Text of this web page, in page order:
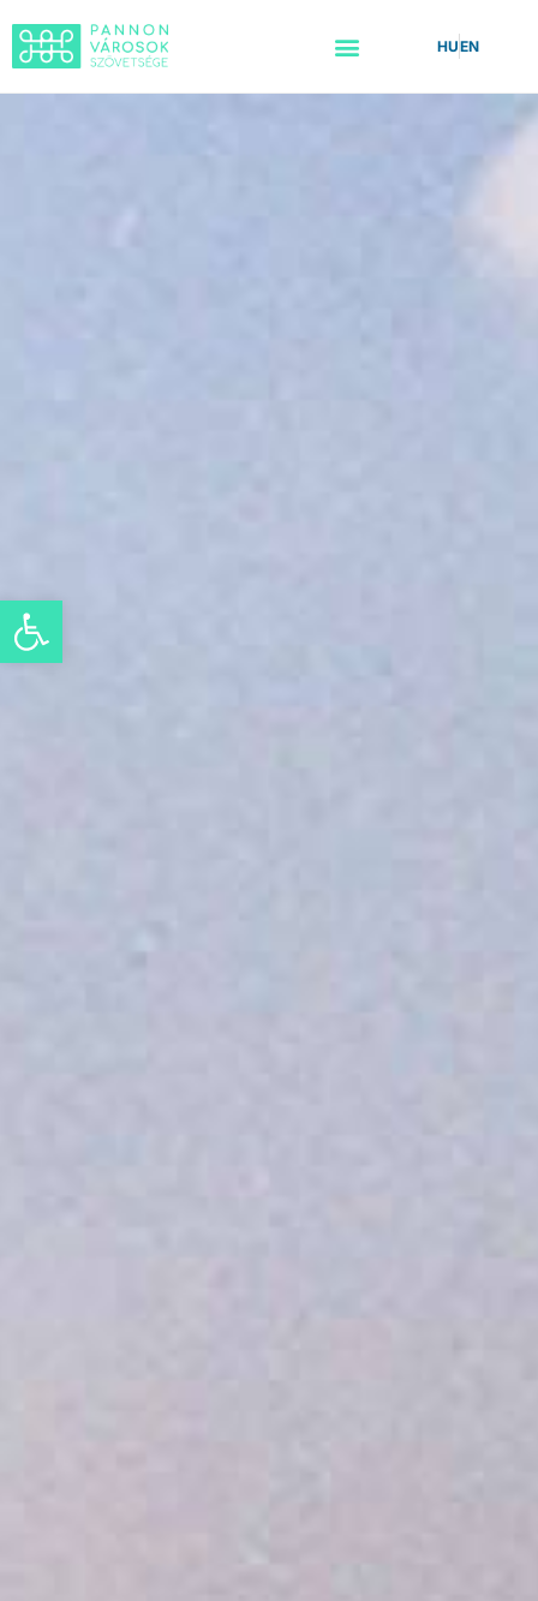
Eszköztár megnyitása
HUEN